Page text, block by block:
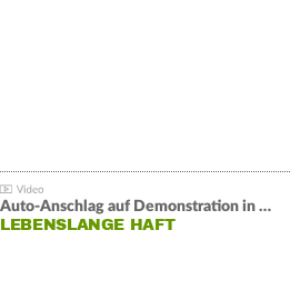
Auto-Anschlag auf Demonstration in München:
LEBENSLANGE HAFT